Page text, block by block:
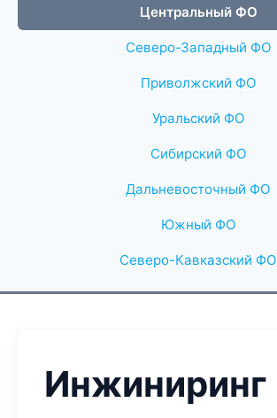
Центральный ФО
Северо-Западный ФО
Приволжский ФО
Уральский ФО
Сибирский ФО
Дальневосточный ФО
Южный ФО
Северо-Кавказский ФО
Инжиниринг